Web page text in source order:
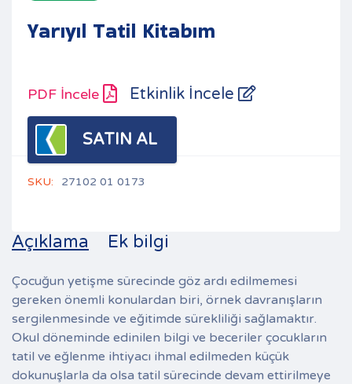
Yarıyıl Tatil Kitabım
PDF İncele Etkinlik İncele
SATIN AL
SKU: 27102 01 0173
Açıklama Ek bilgi
Çocuğun yetişme sürecinde göz ardı edilmemesi
gereken önemli konulardan biri, örnek davranışların
sergilenmesinde ve eğitimde sürekliliği sağlamaktır.
Okul döneminde edinilen bilgi ve beceriler çocukların
tatil ve eğlenme ihtiyacı ihmal edilmeden küçük
dokunuşlarla da olsa tatil sürecinde devam ettirilmeye